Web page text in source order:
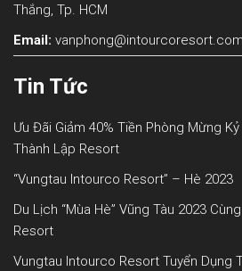
Thắng, Tp. HCM
Email: vanphong@intourcoresort.com
Tin Tức
Ưu Đãi Giảm 40% Tiền Phòng Mừng
Thành Lập Resort
“Vungtau Intourco Resort” – Hè 2023
Du Lịch “mùa Hè” Vũng Tàu 2023
Resort
Vungtau Intourco Resort Tuyển Dụng